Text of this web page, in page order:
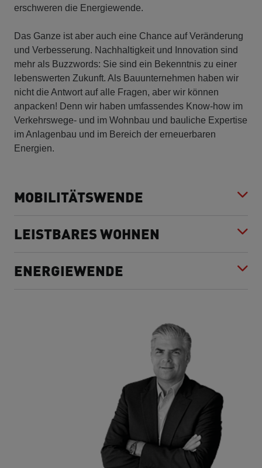
erschweren die Energiewende.
Das Ganze ist aber auch eine Chance auf Veränderung
und Verbesserung. Nachhaltigkeit und Innovation sind
mehr als Buzzwords: Sie sind ein Bekenntnis zu einer
lebenswerten Zukunft. Als Bauunternehmen haben wir
nicht die Antwort auf alle Fragen, aber wir können
anpacken! Denn wir haben umfassendes Know-how im
Verkehrswege- und im Wohnbau und bauliche Expertise
im Anlagenbau und im Bereich der erneuerbaren
Energien.
MOBILITÄTSWENDE
LEISTBARES WOHNEN
ENERGIEWENDE